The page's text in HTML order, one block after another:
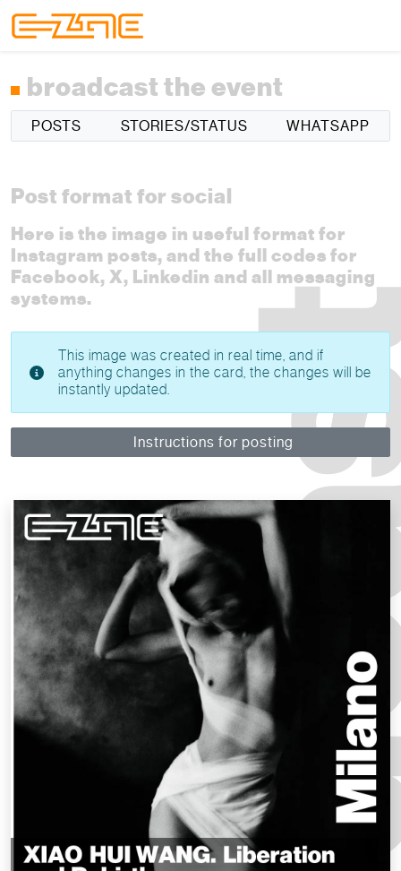
broadcast the event
POSTS STORIES/STATUS WHATSAPP
Post format for social
Here is the image in useful format for
Instagram posts, and the full codes for
Facebook, X, Linkedin and all messaging
systems.
This image was created in real time, and if
anything changes in the card, the changes will be
instantly updated.
Instructions for posting